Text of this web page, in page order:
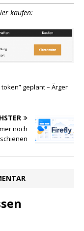
kaufen:
geplant – Ärger
noch